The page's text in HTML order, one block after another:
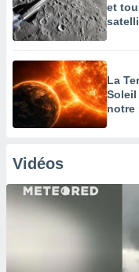
et
La
Soleil
notre
Vidéos